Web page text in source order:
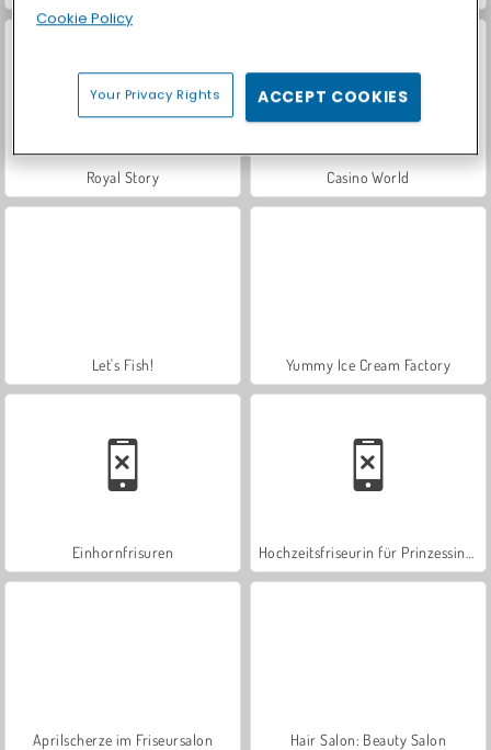
Royal Story Casino World
Let's Fish! Yummy Ice Cream Factory
Einhornfrisuren
Aprilscherze im Friseursalon Hair Salon: Beauty Salon
Cookie Policy
Your Privacy Rights ACCEPT COOKIES